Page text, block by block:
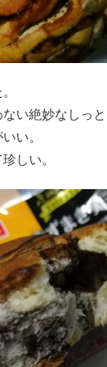
い絶妙なしっ
い。
しい。